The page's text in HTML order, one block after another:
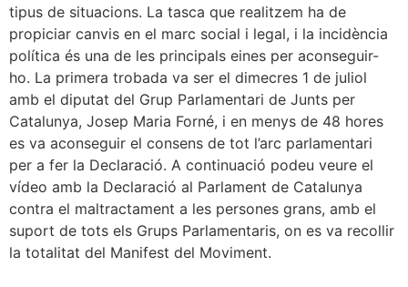
tipus de situacions. La tasca que realitzem ha de
propiciar canvis en el marc social i legal, i la incidència
política és una de les principals eines per aconseguir-
ho. La primera trobada va ser el dimecres 1 de juliol
amb el diputat del Grup Parlamentari de Junts per
Catalunya, Josep Maria Forné, i en menys de 48 hores
es va aconseguir el consens de tot l’arc parlamentari
per a fer la Declaració. A continuació podeu veure el
vídeo amb la Declaració al Parlament de Catalunya
contra el maltractament a les persones grans, amb el
suport de tots els Grups Parlamentaris, on es va recollir
la totalitat del Manifest del Moviment.